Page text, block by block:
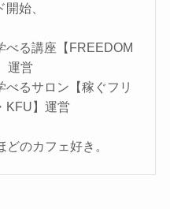
始、
べる講座【FREEDOM
運営
るサロン【稼ぐフリ
KFU】運営
のカフェ好き。